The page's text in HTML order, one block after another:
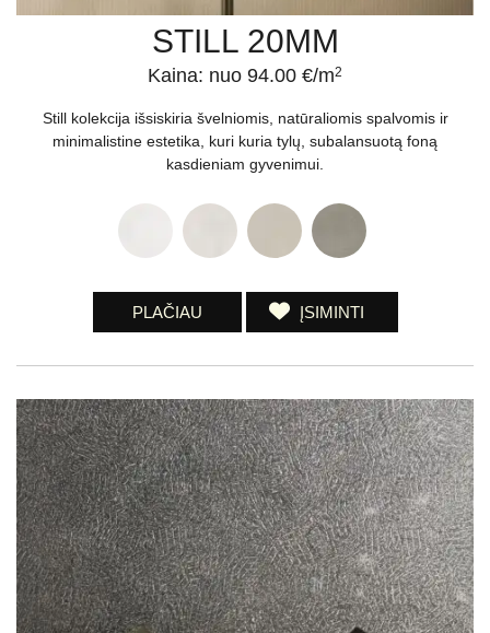
STILL 20MM
Kaina: nuo 94.00 €/m2
Still kolekcija išsiskiria švelniomis, natūraliomis spalvomis ir
minimalistine estetika, kuri kuria tylų, subalansuotą foną
kasdieniam gyvenimui.
PLAČIAU ĮSIMINTI